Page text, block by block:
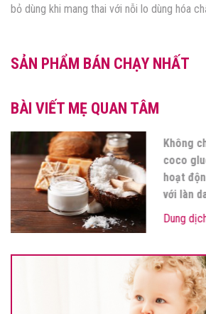
bỏ dùng khi mang thai với nỗi lo dùng hóa
SẢN PHẨM BÁN CHẠY NHẤT
BÀI VIẾT MẸ QUAN TÂM
Không
coco
hoạt
với làn
Dung